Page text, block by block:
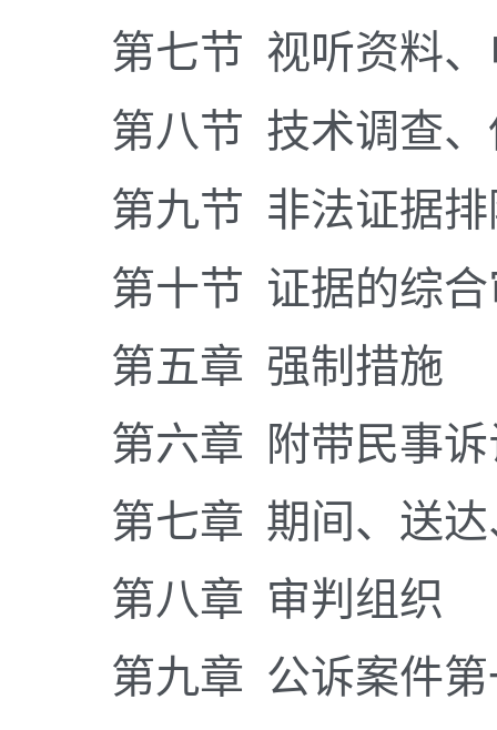
第七节 视听资料
第八节 技术调查
第九节 非法证据
第十节 证据的综
第五章 强制措施
第六章 附带民事诉
第七章 期间、送达
第八章 审判组织
第九章 公诉案件第